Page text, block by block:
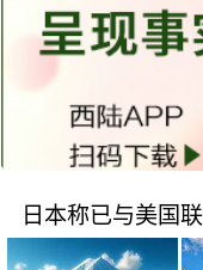
日本称已与美国